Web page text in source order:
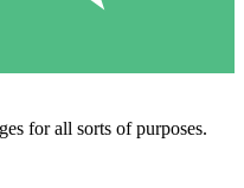
for all sorts of purposes.